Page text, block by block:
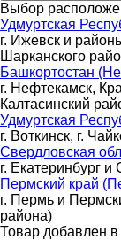
Выбор
Удмуртская
г. Ижевск и
Шарканского
Башкортостан
г. Нефтекамск,
Калтасинский
Удмуртская
г. Воткинск, г.
Свердловская
г. Екатеринбург
Пермский край
г. Пермь и
района)
Товар добавлен в